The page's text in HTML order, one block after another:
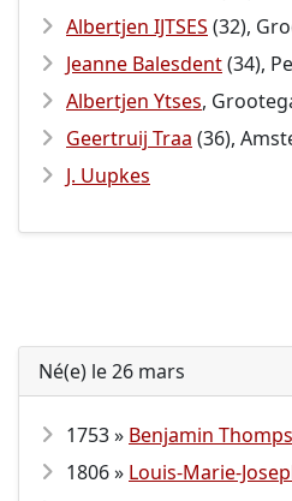
Albertjen IJTSES (32),
Jeanne Balesdent(34),
Albertjen Ytses,
Geertruij Traa (36),
J. Uupkes
Né(e) le 26 mars
1753 » Benjamin
1806 » Louis-Marie-